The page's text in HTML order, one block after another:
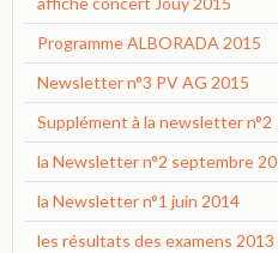
Programme ALBORADA 2015
Newsletter n°3 PV AG 2015
Supplément à la newsletter n°2
la Newsletter n°2 septembre 20
la Newsletter n°1 juin 2014
les résultats des examens 2013